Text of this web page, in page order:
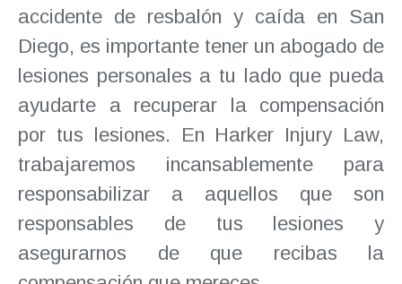
accidente de resbalón y caída en San
Diego, es importante tener un abogado de
lesiones personales a tu lado que pueda
ayudarte a recuperar la compensación
por tus lesiones. En Harker Injury Law,
trabajaremos incansablemente para
responsabilizar a aquellos que son
responsables de tus lesiones y
asegurarnos de que recibas la